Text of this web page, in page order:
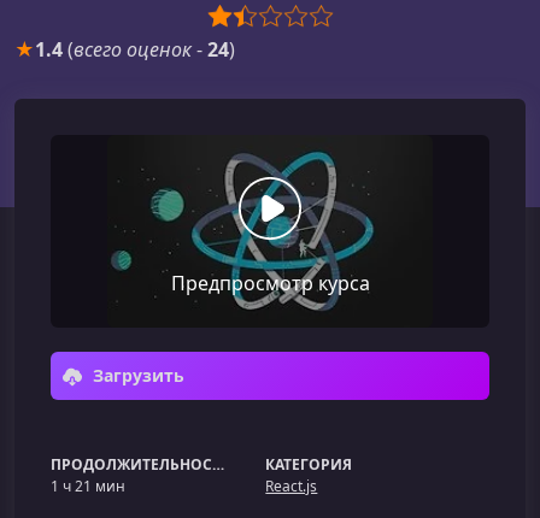
★1.4(всего оценок-24)
Предпросмотр курса
Загрузить
ПРОДОЛЖИТЕЛЬНОСТЬ
1 ч 21 мин
КАТЕГОРИЯ
React.js